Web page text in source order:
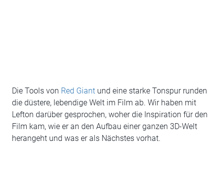
Die Tools von Red Giant und eine starke Tonspur runden
die düstere, lebendige Welt im Film ab. Wir haben mit
Lefton darüber gesprochen, woher die Inspiration für den
Film kam, wie er an den Aufbau einer ganzen 3D-Welt
herangeht und was er als Nächstes vorhat.